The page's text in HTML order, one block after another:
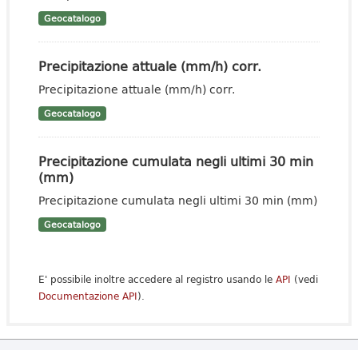
Geocatalogo
Precipitazione attuale (mm/h) corr.
Precipitazione attuale (mm/h) corr.
Geocatalogo
Precipitazione cumulata negli ultimi 30 min
(mm)
Precipitazione cumulata negli ultimi 30 min (mm)
Geocatalogo
E' possibile inoltre accedere al registro usando le API (vedi
Documentazione API).